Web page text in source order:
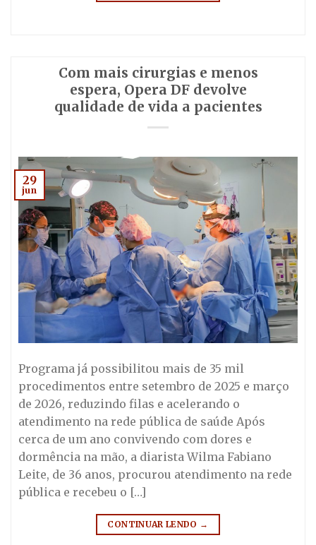
Com mais cirurgias e menos
espera, Opera DF devolve
qualidade de vida a pacientes
29
jun
Programa já possibilitou mais de 35 mil
procedimentos entre setembro de 2025 e março
de 2026, reduzindo filas e acelerando o
atendimento na rede pública de saúde Após
cerca de um ano convivendo com dores e
dormência na mão, a diarista Wilma Fabiano
Leite, de 36 anos, procurou atendimento na rede
pública e recebeu o […]
CONTINUAR LENDO →